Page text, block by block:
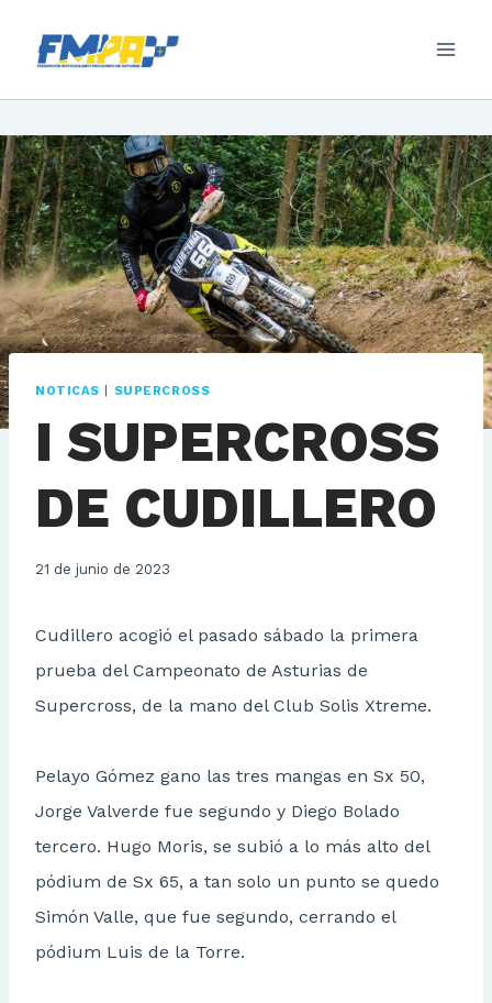
NOTICAS SUPERCROSS
I SUPERCROSS
DE CUDILLERO
21 de junio de 2023
Cudillero acogió el pasado sábado la primera
prueba del Campeonato de Asturias de
Supercross, de la mano del Club Solis Xtreme.
Pelayo Gómez gano las tres mangas en Sx 50,
Jorge Valverde fue segundo y Diego Bolado
tercero. Hugo Moris, se subió a lo más alto del
pódium de Sx 65, a tan solo un punto se quedo
Simón Valle, que fue segundo, cerrando el
pódium Luis de la Torre.